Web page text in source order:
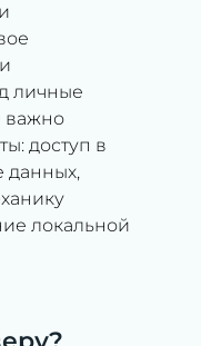
личные
важно
доступ в
данных,
локальной